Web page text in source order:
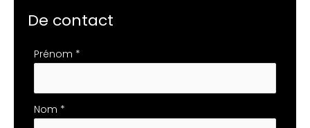
De contact
Formulaire
avec
téléphone
Prénom *
Nom *